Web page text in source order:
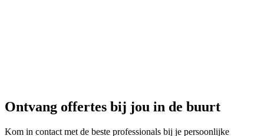
Ontvang offertes bij jou in de buurt
Kom in contact met de beste professionals bij je persoonlijke